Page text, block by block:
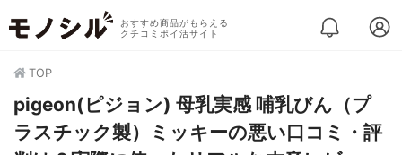
おすすめ商品がもらえる
クチコミポイ活サイト
TOP
pigeon(ピジョン) 母乳実感 哺乳びん（プ
ラスチック製）ミッキーの悪い口コミ・評